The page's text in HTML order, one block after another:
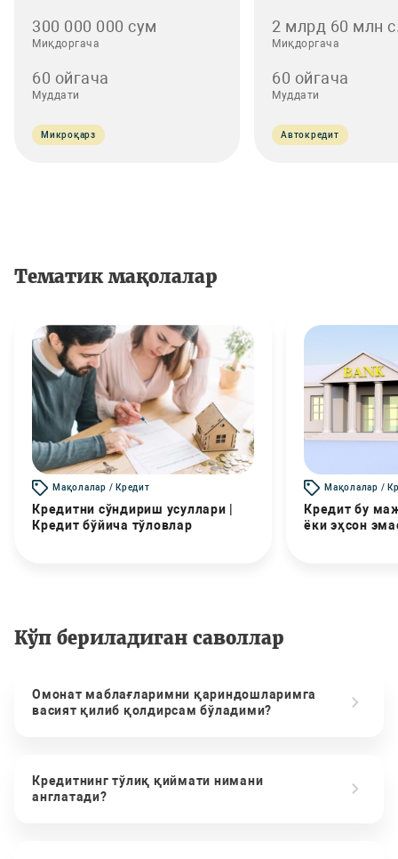
300 000 000 cум
Миқдоргача
60 ойгача
Муддати
Микроқарз
2 млрд 60 млн
Миқдоргача
60 ойгача
Муддати
Автокредит
Тематик мақолалар
Мақолалар / Кредит
Кредитни сўндириш усуллари |
Кредит бўйича тўловлар
Мақолалар /
Кредит бу
ёки эҳсон
Кўп бериладиган саволлар
Омонат маблағларимни қариндошларимга
васият қилиб қолдирсам бўладими?
Кредитнинг тўлиқ қиймати нимани
англатади?